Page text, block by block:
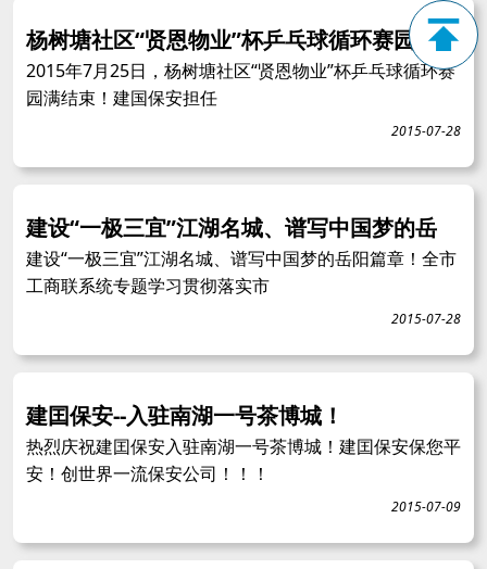
杨树塘社区“贤恩物业”杯乒乓球循环赛园满
2015年7月25日，杨树塘社区“贤恩物业”杯乒乓球循环赛
园满结束！建国保安担任
2015-07-28
建设“一极三宜”江湖名城、谱写中国梦的岳
建设“一极三宜”江湖名城、谱写中国梦的岳阳篇章！全市
工商联系统专题学习贯彻落实市
2015-07-28
建囯保安--入驻南湖一号茶博城！
热烈庆祝建囯保安入驻南湖一号茶博城！建囯保安保您平
安！创世界一流保安公司！！！
2015-07-09